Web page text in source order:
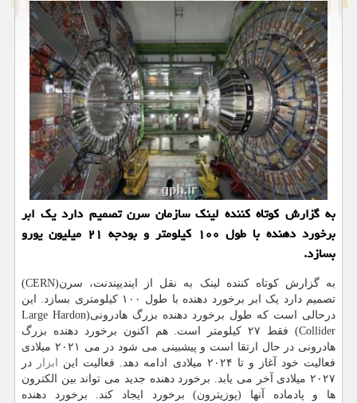
به گزارش كوتاه كننده لینك سازمان سرن تصمیم دارد یك ابر
برخورد دهنده با طول ۱۰۰ كیلومتر و بودجه ۲۱ میلیون یورو
بسازد.
به گزارش کوتاه کننده لینک به نقل از ایندیپندنت، سرن(CERN)
تصمیم دارد یک ابر برخورد دهنده با طول ۱۰۰ کیلومتری بسازد. این
درحالی است که طول برخورد دهنده بزرگ هادرونی(Large Hardon
Collider) فقط ۲۷ کیلومتر است. هم اکنون برخورد دهنده بزرگ
هادرونی در حال ارتقا است و پیشبینی می شود در می ۲۰۲۱ میلادی
فعالیت خود آغاز و تا ۲۰۲۴ میلادی ادامه دهد. فعالیت این
ابزار
در
۲۰۲۷ میلادی آخر می یابد. برخورد دهنده جدید می تواند بین الکترون
ها و پادماده آنها (پوزیترون) برخورد ایجاد کند. برخورد دهنده